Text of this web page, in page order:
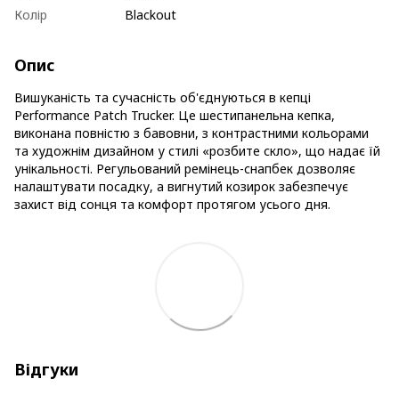
Колір
Blackout
Опис
Вишуканість та сучасність об'єднуються в кепці
Performance Patch Trucker. Це шестипанельна кепка,
виконана повністю з бавовни, з контрастними кольорами
та художнім дизайном у стилі «розбите скло», що надає їй
унікальності. Регульований ремінець-снапбек дозволяє
налаштувати посадку, а вигнутий козирок забезпечує
захист від сонця та комфорт протягом усього дня.
Відгуки